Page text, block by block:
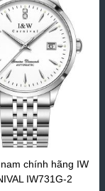
chính hãng IW
IW731G-2